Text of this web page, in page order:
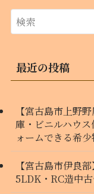
最近の投稿
【宮古島市上野
庫・ビニルハウ
ォームできる希
【宮古島市伊良
5LDK・RC造中